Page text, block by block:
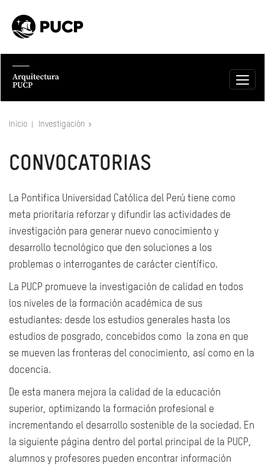
Inicio Investigación
CONVOCATORIAS
La Pontifica Universidad Católica del Perú tiene como
meta prioritaria reforzar y difundir las actividades de
investigación para generar nuevo conocimiento y
desarrollo tecnológico que den soluciones a los
problemas o interrogantes de carácter científico.
La PUCP promueve la investigación de calidad en todos
los niveles de la formación académica de sus
estudiantes: desde los estudios generales hasta los
estudios de posgrado, concebidos como la zona en que
se mueven las fronteras del conocimiento, así como en la
docencia.
De esta manera mejora la calidad de la educación
superior, optimizando la formación profesional e
incrementando el desarrollo sostenible de la sociedad. En
la siguiente página dentro del portal principal de la PUCP,
alumnos y profesores pueden encontrar información